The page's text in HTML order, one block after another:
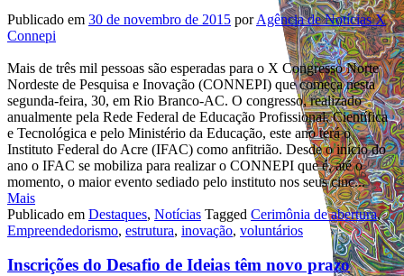
Publicado em 30 de novembro de 2015 porAgência de Notícias X
Connepi
Mais de três mil pessoas são esperadas para o X Congresso Norte
Nordeste de Pesquisa e Inovação (CONNEPI) que começa nesta
segunda-feira, 30, em Rio Branco-AC. O congresso, realizado
anualmente pela Rede Federal de Educação Profissional, Científica
e Tecnológica e pelo Ministério da Educação, este ano terá o
Instituto Federal do Acre (IFAC) como anfitrião. Desde o início do
ano o IFAC se mobiliza para realizar o CONNEPI que é, até o
momento, o maior evento sediado pelo instituto nos seus cinc...
Mais
Publicado em Destaques, Notícias Tagged Cerimônia de abertura,
Empreendedorismo, estrutura, inovação, voluntários
Inscrições do Desafio de Ideias têm novo prazo